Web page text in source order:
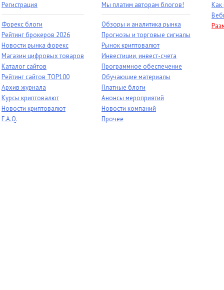
Регистрация
Форекс блоги
Рейтинг брокеров 2026
Новости рынка форекс
Магазин цифровых товаров
Каталог сайтов
Рейтинг сайтов TOP100
Архив журнала
Курсы криптовалют
Новости криптовалют
F.A.Q.
Мы платим авторам блогов!
Обзоры и аналитика рынка
Прогнозы и торговые сигналы
Рынок криптовалют
Инвестиции, инвест-счета
Программное обеспечение
Обучающие материалы
Платные блоги
Анонсы мероприятий
Новости компаний
Прочее
Как